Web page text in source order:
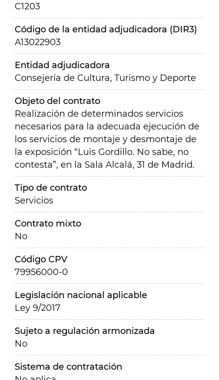
C1203
Código de la entidad adjudicadora (DIR3)
A13022903
Entidad adjudicadora
Consejería de Cultura, Turismo y Deporte
Objeto del contrato
Realización de determinados servicios
necesarios para la adecuada ejecución de
los servicios de montaje y desmontaje de
la exposición “Luis Gordillo. No sabe, no
contesta”, en la Sala Alcalá, 31 de Madrid.
Tipo de contrato
Servicios
Contrato mixto
No
Código CPV
79956000-0
Legislación nacional aplicable
Ley 9/2017
Sujeto a regulación armonizada
No
Sistema de contratación